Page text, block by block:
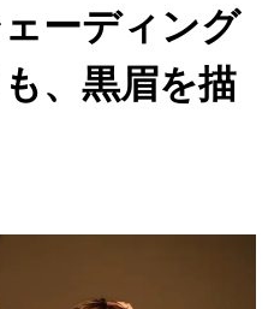
ーディング
、黒眉を描